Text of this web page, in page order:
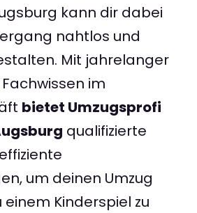
kann dir dabei
nahtlos und
Mit jahrelanger
im
bietet Umzugsprofi
qualifizierte
um deinen Umzug
Kinderspiel zu